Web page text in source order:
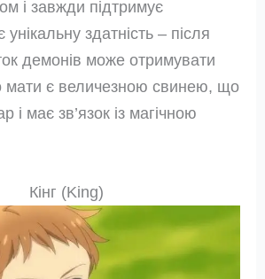
і завжди підтримує
здатність – після
демонів може отримувати
мати є величезною свинею, що
і має зв’язок із магічною
Кінг (King)